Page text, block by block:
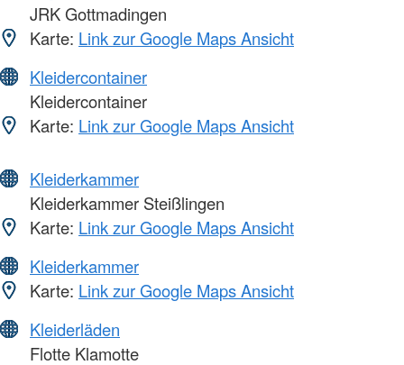
JRK Gottmadingen
Karte: Link zur Google Maps Ansicht
Kleidercontainer
Kleidercontainer
Karte: Link zur Google Maps Ansicht
Kleiderkammer
Kleiderkammer Steißlingen
Karte: Link zur Google Maps Ansicht
Kleiderkammer
Karte: Link zur Google Maps Ansicht
Kleiderläden
Flotte Klamotte